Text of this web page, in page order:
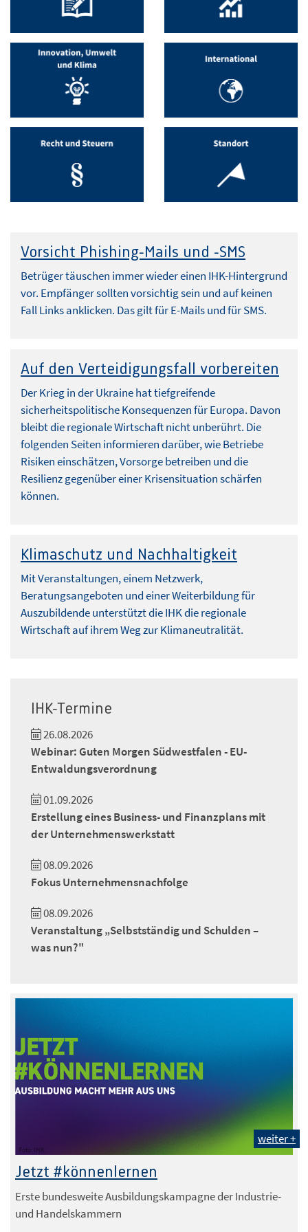
Vorsicht Phishing-Mails und -SMS
Betrüger täuschen immer wieder einen IHK-Hintergrund
vor. Empfänger sollten vorsichtig sein und auf keinen
Fall Links anklicken. Das gilt für E-Mails und für SMS.
Auf den Verteidigungsfall vorbereiten
Der Krieg in der Ukraine hat tiefgreifende
sicherheitspolitische Konsequenzen für Europa. Davon
bleibt die regionale Wirtschaft nicht unberührt. Die
folgenden Seiten informieren darüber, wie Betriebe
Risiken einschätzen, Vorsorge betreiben und die
Resilienz gegenüber einer Krisensituation schärfen
können.
Klimaschutz und Nachhaltigkeit
Mit Veranstaltungen, einem Netzwerk,
Beratungsangeboten und einer Weiterbildung für
Auszubildende unterstützt die IHK die regionale
Wirtschaft auf ihrem Weg zur Klimaneutralität.
IHK-Termine
26.08.2026
Webinar: Guten Morgen Südwestfalen - EU-
Entwaldungsverordnung
01.09.2026
Erstellung eines Business- und Finanzplans mit
der Unternehmenswerkstatt
08.09.2026
Fokus Unternehmensnachfolge
08.09.2026
Veranstaltung „Selbstständig und Schulden –
was nun?"
Foto: IHK
weiter +
Jetzt #könnenlernen
Erste bundesweite Ausbildungskampagne der Industrie-
und Handelskammern